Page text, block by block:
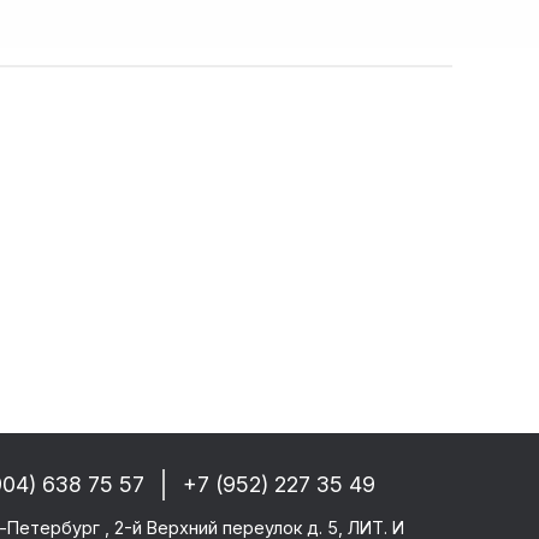
Eurotech
638 75 57 +7 (952) 227 35 49
Петербург , 2-й Верхний переулок д. 5, ЛИТ. И